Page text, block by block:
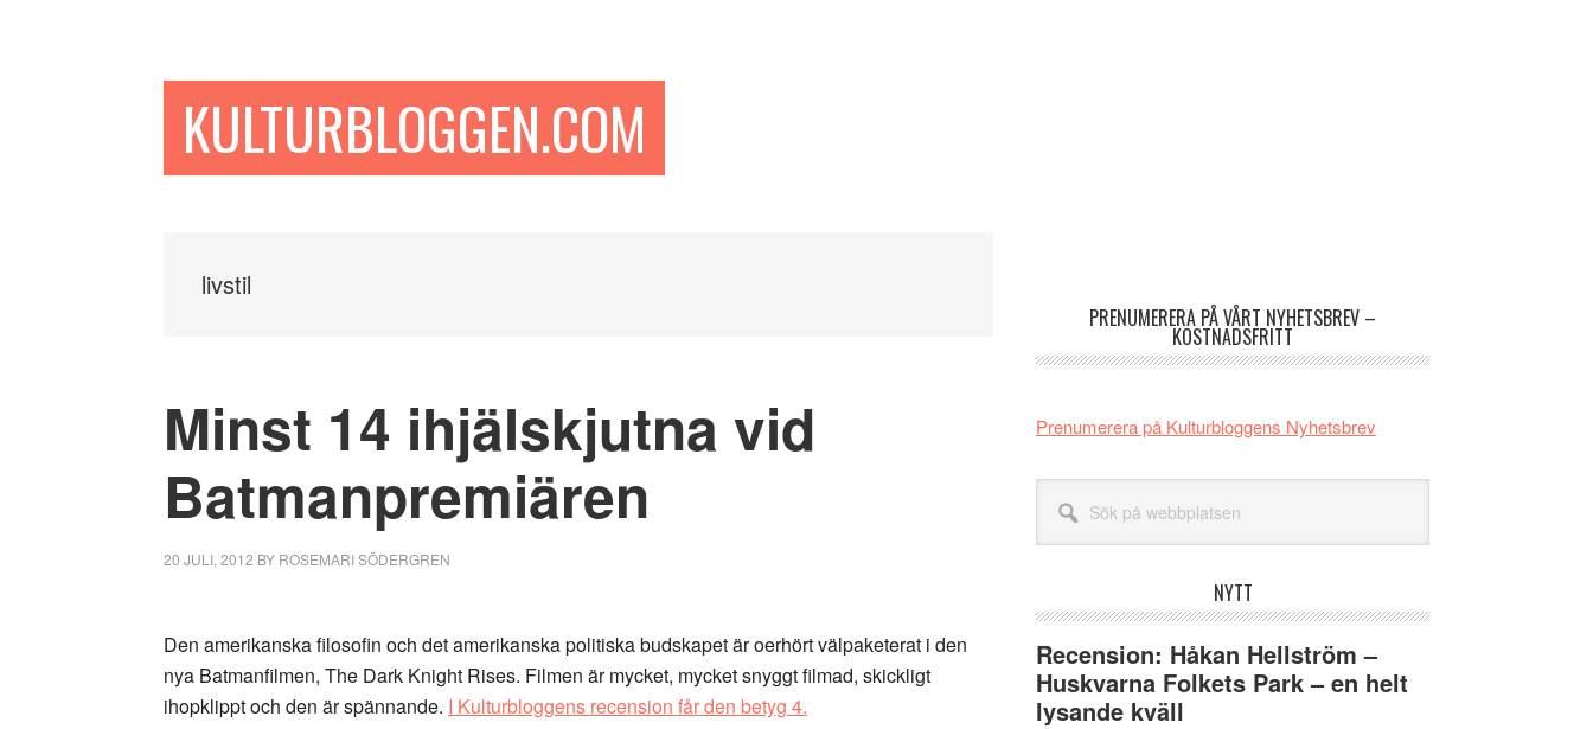
KULTURBLOGGEN.COM
livstil
Minst 14 ihjälskjutna vid
Batmanpremiären
20 JULI, 2012 BY ROSEMARI SÖDERGREN
Den amerikanska filosofin och det amerikanska politiska budskapet är oerhört välpaketerat i den
nya Batmanfilmen, The Dark Knight Rises. Filmen är mycket, mycket snyggt filmad, skickligt
ihopklippt och den är spännande. I Kulturbloggens recension får den betyg 4.
PRENUMERERA PÅ VÅRT NYHETSBREV –
KOSTNADSFRITT
Prenumerera på Kulturbloggens Nyhetsbrev
webbplatsen
NYTT
Recension: Håkan Hellström –
Huskvarna Folkets Park – en helt
lysande kväll